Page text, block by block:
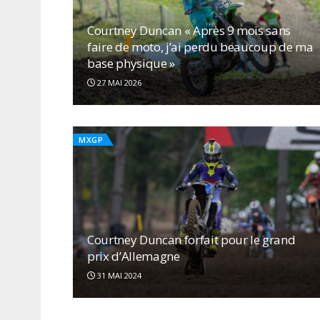
Courtney Duncan « Après 9 mois sans
faire de moto, j’ai perdu beaucoup de ma
base physique »
27 MAI 2026
MXGP
Courtney Duncan forfait pour le grand
prix d’Allemagne
31 MAI 2024
Courtney Duncan « On veut aller chercher
ce troisième titre »
23 JUILLET 2021